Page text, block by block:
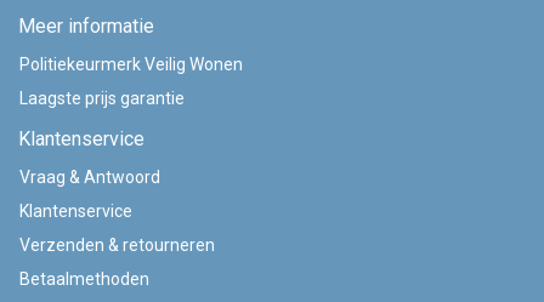
Meer informatie
Politiekeurmerk Veilig Wonen
Laagste prijs garantie
Klantenservice
Vraag & Antwoord
Klantenservice
Verzenden & retourneren
Betaalmethoden